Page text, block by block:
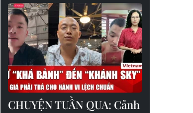
CHUYỆN TUẦN QUA: Cảnh